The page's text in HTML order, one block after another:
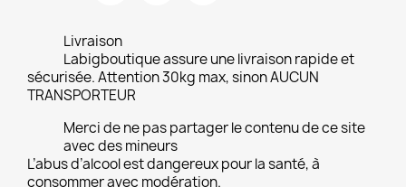
Livraison
Labigboutique assure une livraison rapide et
sécurisée. Attention 30kg max, sinon AUCUN
TRANSPORTEUR
Merci de ne pas partager le contenu de ce site
avec des mineurs
L’abus d’alcool est dangereux pour la santé, à
consommer avec modération.